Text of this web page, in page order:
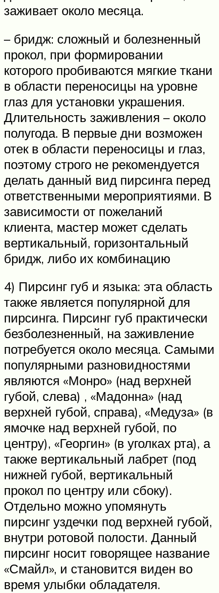
заживает около месяца.
– бридж: сложный и болезненный
прокол, при формировании
которого пробиваются мягкие ткани
в области переносицы на уровне
глаз для установки украшения.
Длительность заживления – около
полугода. В первые дни возможен
отек в области переносицы и глаз,
поэтому строго не рекомендуется
делать данный вид пирсинга перед
ответственными мероприятиями. В
зависимости от пожеланий
клиента, мастер может сделать
вертикальный, горизонтальный
бридж, либо их комбинацию
4) Пирсинг губ и языка: эта область
также является популярной для
пирсинга. Пирсинг губ практически
безболезненный, на заживление
потребуется около месяца. Самыми
популярными разновидностями
являются «Монро» (над верхней
губой, слева) , «Мадонна» (над
верхней губой, справа), «Медуза» (в
ямочке над верхней губой, по
центру), «Георгин» (в уголках рта), а
также вертикальный лабрет (под
нижней губой, вертикальный
прокол по центру или сбоку).
Отдельно можно упомянуть
пирсинг уздечки под верхней губой,
внутри ротовой полости. Данный
пирсинг носит говорящее название
«Смайл», и становится виден во
время улыбки обладателя.